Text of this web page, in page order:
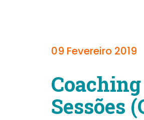
09 Fevereiro 2019
Sessões